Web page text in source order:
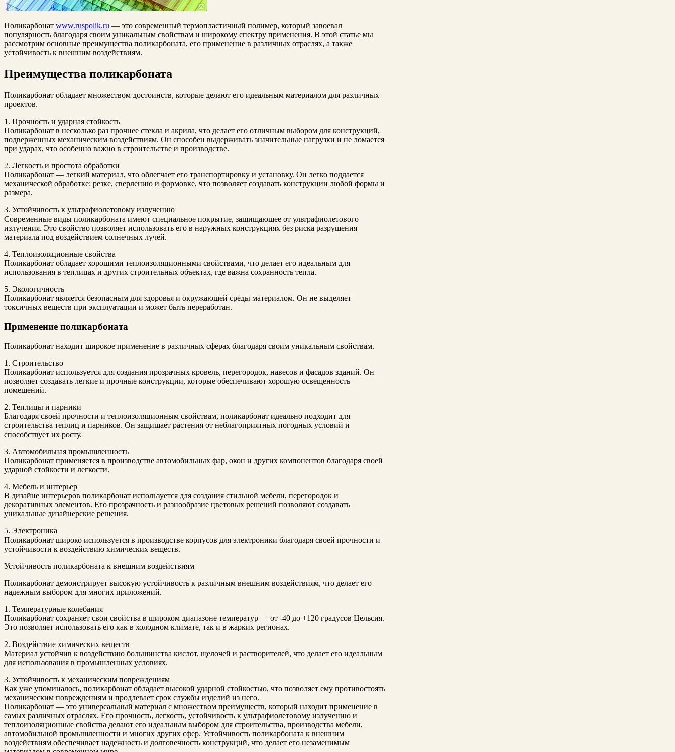
Поликарбонат www.ruspolik.ru — это современный термопластичный полимер, который завоевал
популярность благодаря своим уникальным свойствам и широкому спектру применения. В этой статье мы
рассмотрим основные преимущества поликарбоната, его применение в различных отраслях, а также
устойчивость к внешним воздействиям.
Преимущества поликарбоната
Поликарбонат обладает множеством достоинств, которые делают его идеальным материалом для различных
проектов.
1. Прочность и ударная стойкость
Поликарбонат в несколько раз прочнее стекла и акрила, что делает его отличным выбором для конструкций,
подверженных механическим воздействиям. Он способен выдерживать значительные нагрузки и не ломается
при ударах, что особенно важно в строительстве и производстве.
2. Легкость и простота обработки
Поликарбонат — легкий материал, что облегчает его транспортировку и установку. Он легко поддается
механической обработке: резке, сверлению и формовке, что позволяет создавать конструкции любой формы и
размера.
3. Устойчивость к ультрафиолетовому излучению
Современные виды поликарбоната имеют специальное покрытие, защищающее от ультрафиолетового
излучения. Это свойство позволяет использовать его в наружных конструкциях без риска разрушения
материала под воздействием солнечных лучей.
4. Теплоизоляционные свойства
Поликарбонат обладает хорошими теплоизоляционными свойствами, что делает его идеальным для
использования в теплицах и других строительных объектах, где важна сохранность тепла.
5. Экологичность
Поликарбонат является безопасным для здоровья и окружающей среды материалом. Он не выделяет
токсичных веществ при эксплуатации и может быть переработан.
Применение поликарбоната
Поликарбонат находит широкое применение в различных сферах благодаря своим уникальным свойствам.
1. Строительство
Поликарбонат используется для создания прозрачных кровель, перегородок, навесов и фасадов зданий. Он
позволяет создавать легкие и прочные конструкции, которые обеспечивают хорошую освещенность
помещений.
2. Теплицы и парники
Благодаря своей прочности и теплоизоляционным свойствам, поликарбонат идеально подходит для
строительства теплиц и парников. Он защищает растения от неблагоприятных погодных условий и
способствует их росту.
3. Автомобильная промышленность
Поликарбонат применяется в производстве автомобильных фар, окон и других компонентов благодаря своей
ударной стойкости и легкости.
4. Мебель и интерьер
В дизайне интерьеров поликарбонат используется для создания стильной мебели, перегородок и
декоративных элементов. Его прозрачность и разнообразие цветовых решений позволяют создавать
уникальные дизайнерские решения.
5. Электроника
Поликарбонат широко используется в производстве корпусов для электроники благодаря своей прочности и
устойчивости к воздействию химических веществ.
Устойчивость поликарбоната к внешним воздействиям
Поликарбонат демонстрирует высокую устойчивость к различным внешним воздействиям, что делает его
надежным выбором для многих приложений.
1. Температурные колебания
Поликарбонат сохраняет свои свойства в широком диапазоне температур — от -40 до +120 градусов Цельсия.
Это позволяет использовать его как в холодном климате, так и в жарких регионах.
2. Воздействие химических веществ
Материал устойчив к воздействию большинства кислот, щелочей и растворителей, что делает его идеальным
для использования в промышленных условиях.
3. Устойчивость к механическим повреждениям
Как уже упоминалось, поликарбонат обладает высокой ударной стойкостью, что позволяет ему противостоять
механическим повреждениям и продлевает срок службы изделий из него.
Поликарбонат — это универсальный материал с множеством преимуществ, который находит применение в
самых различных отраслях. Его прочность, легкость, устойчивость к ультрафиолетовому излучению и
теплоизоляционные свойства делают его идеальным выбором для строительства, производства мебели,
автомобильной промышленности и многих других сфер. Устойчивость поликарбоната к внешним
воздействиям обеспечивает надежность и долговечность конструкций, что делает его незаменимым